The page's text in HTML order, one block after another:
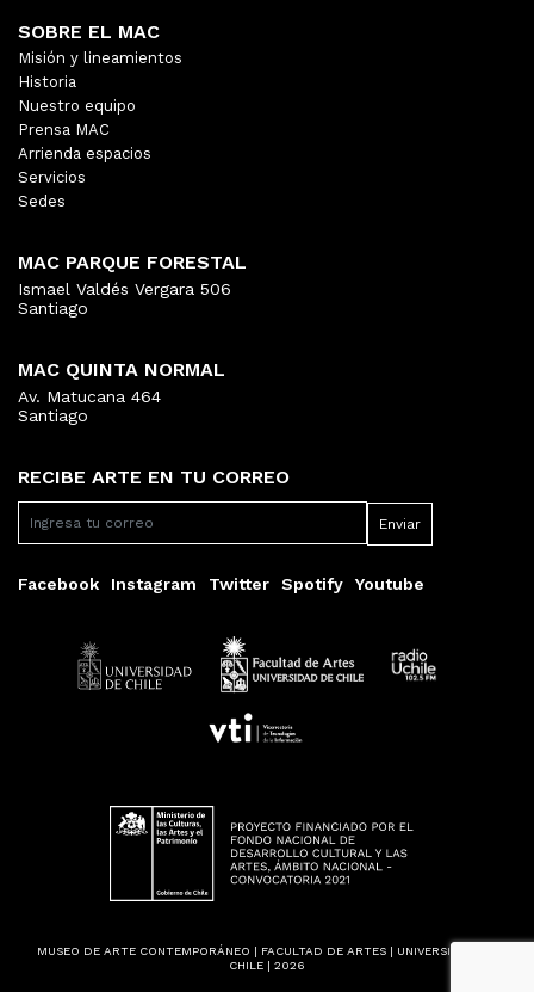
RECIBE ARTE EN TU CORREO
Facebook Instagram Twitter Spotify Youtube
SOBRE EL MAC
Misión y lineamientos
Historia
Nuestro equipo
Prensa MAC
Arrienda espacios
Servicios
Sedes
MAC PARQUE FORESTAL
Ismael Valdés Vergara 506
Santiago
MAC QUINTA NORMAL
Av. Matucana 464
Santiago
MUSEO DE ARTE CONTEMPORÁNEO | FACULTAD DE ARTES | UNIVERSIDAD DE
CHILE | 2026